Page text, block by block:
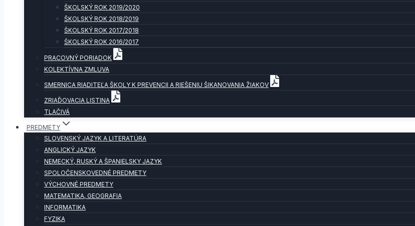
ŠKOLSKÝ ROK 2019/2020
ŠKOLSKÝ ROK 2018/2019
ŠKOLSKÝ ROK 2017/2018
ŠKOLSKÝ ROK 2016/2017
PRACOVNÝ PORIADOK
KOLEKTÍVNA ZMLUVA
SMERNICA RIADITEĽA ŠKOLY K PREVENCII A RIEŠENIU ŠIKANOVANIA ŽIAKOV
ZRIAĎOVACIA LISTINA
TLAČIVÁ
PREDMETY
SLOVENSKÝ JAZYK A LITERATÚRA
ANGLICKÝ JAZYK
NEMECKÝ, RUSKÝ A ŠPANIELSKY JAZYK
SPOLOČENSKOVEDNÉ PREDMETY
VÝCHOVNÉ PREDMETY
MATEMATIKA, GEOGRAFIA
INFORMATIKA
FYZIKA